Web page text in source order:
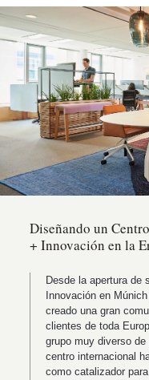
Diseñando un
+ Innovación en la
Desde la apertura de
Innovación en
creado una gran
clientes de toda
grupo muy diverso
centro internacional
como catalizador